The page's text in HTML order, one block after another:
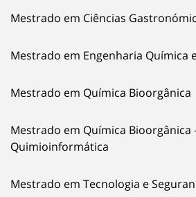
Mestrado em Ciências
Mestrado em Engenharia Química
Mestrado em Química Bioorgânica
Mestrado em Química Bioorgânica
Quimioinformática
Mestrado em Tecnologia e